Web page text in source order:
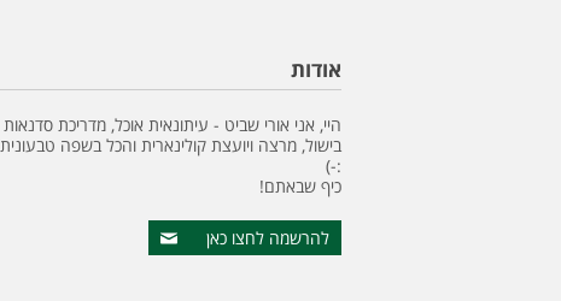
אודות
היי, אני אורי שביט - עיתונאית אוכל, מדריכת סדנאות
בישול, מרצה ויועצת קולינארית והכל בשפה טבעונית
:-)
כיף שבאתם!
להרשמה לחצו כאן